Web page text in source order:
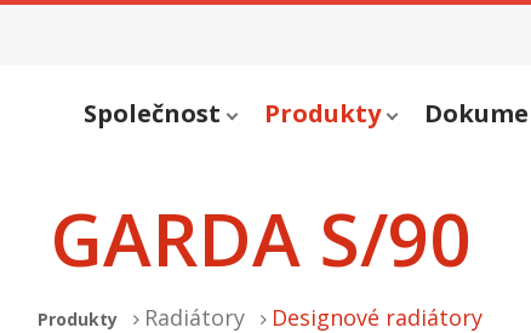
Společnost Produkty
GARDA S/90
Produkty Radiátory Designové radiátory